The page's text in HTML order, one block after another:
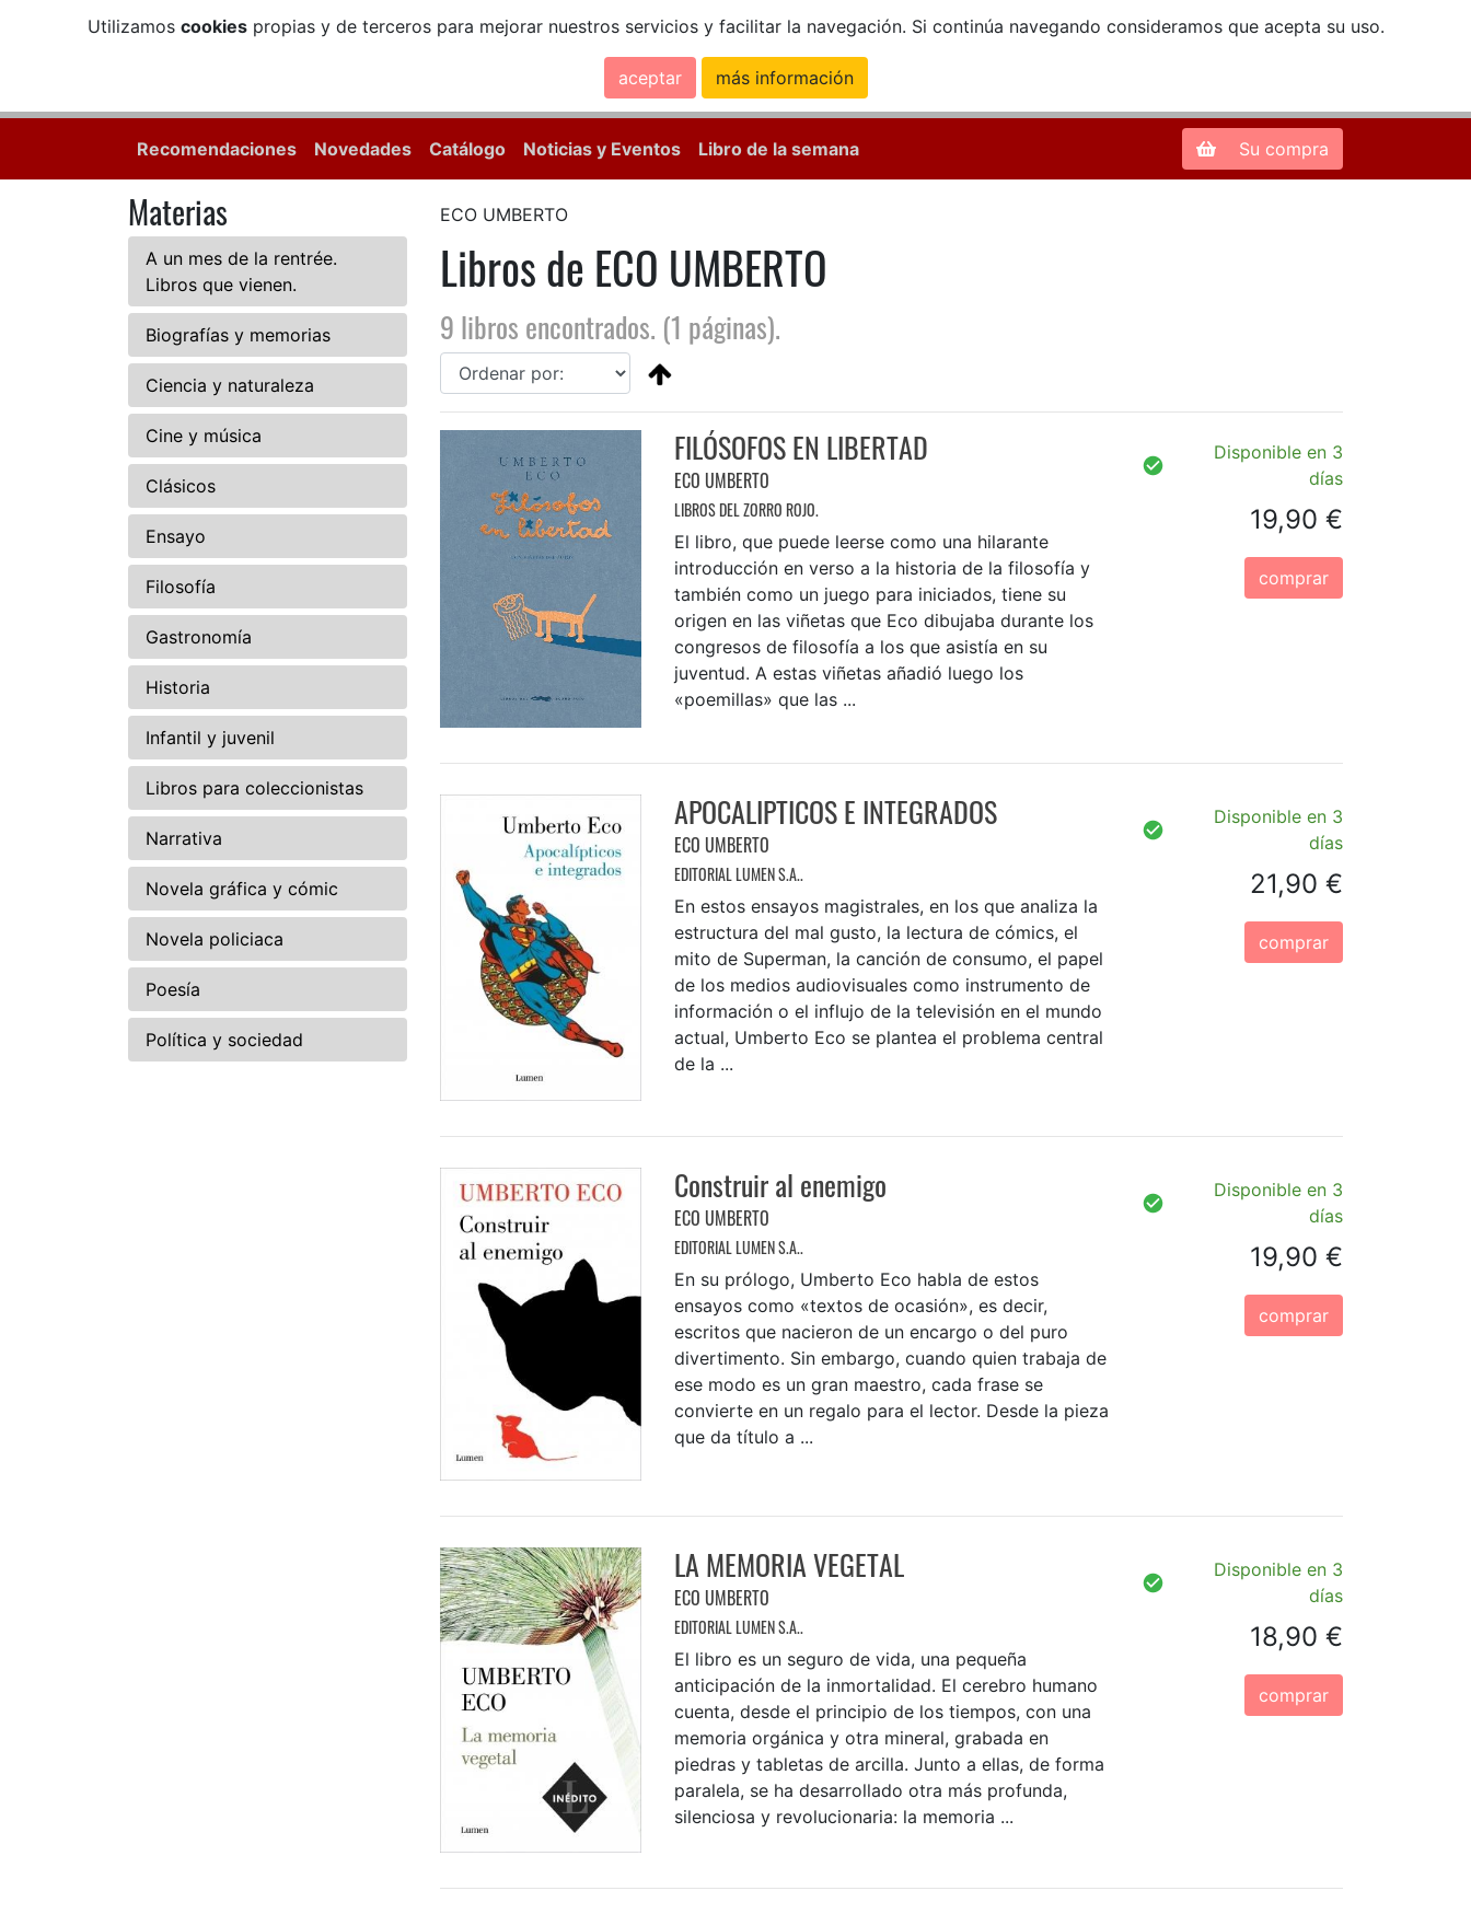
Utilizamos cookiespropias y de terceros para mejorar nuestros servicios y facilitar la navegación. Si continúa navegando consideramos que acepta su uso.
aceptar más información
Zona de Clientes
Recomendaciones Novedades Catálogo Noticias y Eventos Libro de la semana Su compra
Materias
A un mes de la rentrée.
Libros que vienen.
Biografías y memorias
Ciencia y naturaleza
Cine y música
Clásicos
Ensayo
Filosofía
Gastronomía
Historia
Infantil y juvenil
Libros para coleccionistas
Narrativa
Novela gráfica y cómic
Novela policiaca
Poesía
Política y sociedad
ECO UMBERTO
Libros de ECO UMBERTO
9 libros encontrados. (1 páginas).
FILÓSOFOS EN LIBERTAD
ECO UMBERTO
LIBROS DEL ZORRO ROJO.
El libro, que puede leerse como una hilarante
introducción en verso a la historia de la filosofía y
también como un juego para iniciados, tiene su
origen en las viñetas que Eco dibujaba durante los
congresos de filosofía a los que asistía en su
juventud. A estas viñetas añadió luego los
«poemillas» que las ...
Disponible en 3
días
19,90 €
comprar
APOCALIPTICOS E INTEGRADOS
ECO UMBERTO
EDITORIAL LUMEN S.A..
En estos ensayos magistrales, en los que analiza la
estructura del mal gusto, la lectura de cómics, el
mito de Superman, la canción de consumo, el papel
de los medios audiovisuales como instrumento de
información o el influjo de la televisión en el mundo
actual, Umberto Eco se plantea el problema central
de la ...
Disponible en 3
días
21,90 €
comprar
Construir al enemigo
ECO UMBERTO
EDITORIAL LUMEN S.A..
En su prólogo, Umberto Eco habla de estos
ensayos como «textos de ocasión», es decir,
escritos que nacieron de un encargo o del puro
divertimento. Sin embargo, cuando quien trabaja de
ese modo es un gran maestro, cada frase se
convierte en un regalo para el lector. Desde la pieza
que da título a ...
Disponible en 3
días
19,90 €
comprar
LA MEMORIA VEGETAL
ECO UMBERTO
EDITORIAL LUMEN S.A..
El libro es un seguro de vida, una pequeña
anticipación de la inmortalidad. El cerebro humano
cuenta, desde el principio de los tiempos, con una
memoria orgánica y otra mineral, grabada en
piedras y tabletas de arcilla. Junto a ellas, de forma
paralela, se ha desarrollado otra más profunda,
silenciosa y revolucionaria: la memoria ...
Disponible en 3
días
18,90 €
comprar